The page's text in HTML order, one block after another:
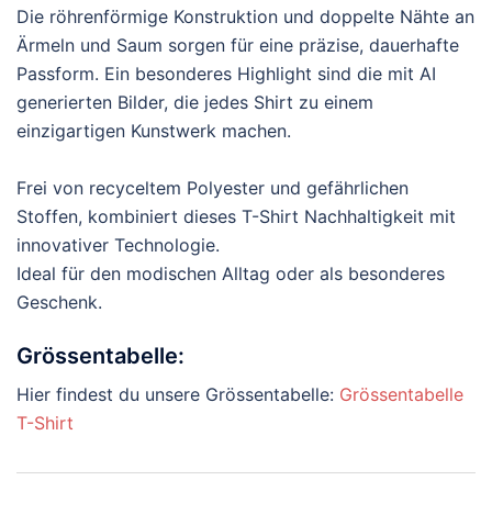
Die röhrenförmige Konstruktion und doppelte Nähte an
Ärmeln und Saum sorgen für eine präzise, dauerhafte
Passform. Ein besonderes Highlight sind die mit AI
generierten Bilder, die jedes Shirt zu einem
einzigartigen Kunstwerk machen.
Frei von recyceltem Polyester und gefährlichen
Stoffen, kombiniert dieses T-Shirt Nachhaltigkeit mit
innovativer Technologie.
Ideal für den modischen Alltag oder als besonderes
Geschenk.
Grössentabelle:
Hier findest du unsere Grössentabelle: Grössentabelle
T-Shirt